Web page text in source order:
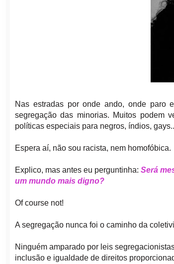
Nas estradas por onde ando, onde paro
segregação das minorias. Muitos podem
políticas especiais para negros, índios,
Espera aí, não sou racista, nem homofóbica.
Explico, mas antes eu perguntinha: Será
um mundo mais digno?
Of course not!
A segregação nunca foi o caminho da
Ninguém amparado por leis
inclusão e igualdade de direitos